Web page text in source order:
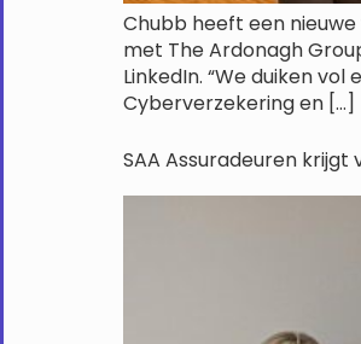
Chubb heeft een
met The Ardonagh
LinkedIn. “We duiken
Cyberverzekering en […]
SAA Assuradeuren